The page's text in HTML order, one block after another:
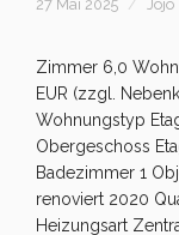
27 Mai 2025 Jojo
Zimmer 6,0
EUR (zzgl.
Wohnungstyp
Obergeschoss
Badezimmer 1
renoviert 2020
Heizungsart